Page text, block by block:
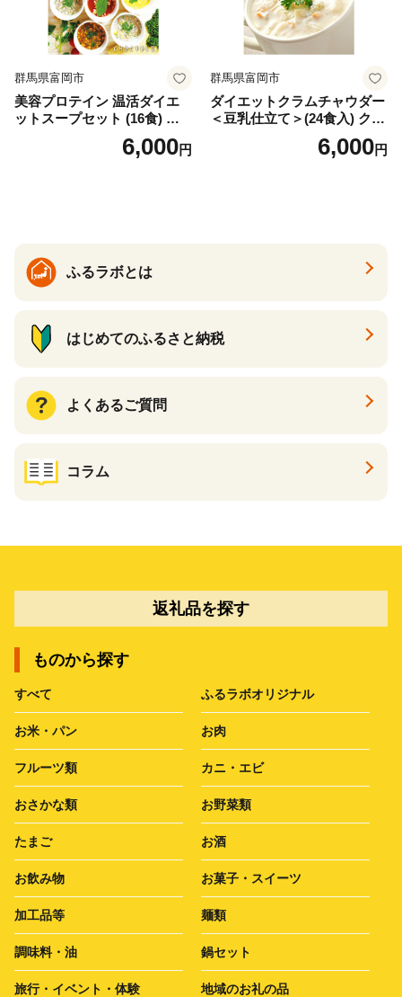
群馬県富岡市
美容プロテイン 温活ダイエ
ットスープセット (16食) 小
分け スープ 食べ比べ セット
詰合せ クラムチャウダー チ
6,000円
群馬県富岡市
ダイエットクラムチャウダー
＜豆乳仕立て＞(24食入) クラ
ムチャウダー 豆乳 ダイエッ
ト スープ プロテイン たんぱ
6,000円
ふるラボとは
はじめてのふるさと納税
よくあるご質問
コラム
返礼品を探す
ものから探す
すべて ふるラボオリジナル
お米・パン お肉
フルーツ類 カニ・エビ
おさかな類 お野菜類
たまご お酒
お飲み物 お菓子・スイーツ
加工品等 麺類
調味料・油 鍋セット
旅行・イベント・体験 地域のお礼の品